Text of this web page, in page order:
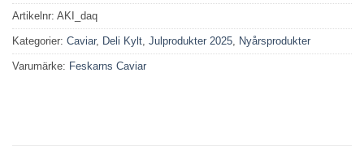
Artikelnr: AKI_daq
Kategorier: Caviar, Deli Kylt Julprodukter 2025 Nyårsprodukter
Varumärke: Feskarns Caviar